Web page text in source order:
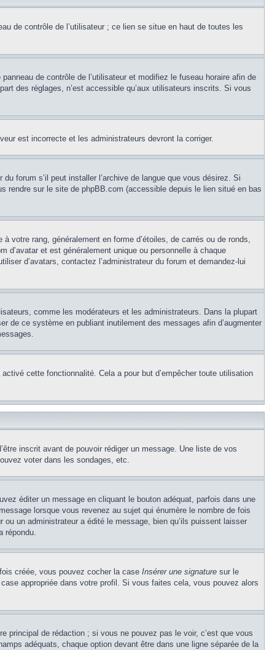
de contrôle de l’utilisateur ; ce lien se situe en haut de toutes les
de contrôle de l’utilisateur et modifiez le fuseau horaire afin de
des réglages, n’est accessible qu’aux utilisateurs inscrits. Si vous
est incorrecte et les administrateurs devront la corriger.
forum s’il peut installer l’archive de langue que vous désirez. Si
rendre sur le site de phpBB.com (accessible depuis le lien situé en bas
votre rang, généralement en forme d’étoiles, de carrés ou de ronds,
d’avatar et est généralement unique ou personnelle à chaque
d’avatars, contactez l’administrateur du forum et demandez-lui
comme les modérateurs et les administrateurs. Dans la plupart
de ce système en publiant inutilement des messages afin d’augmenter
cette fonctionnalité. Cela a pour but d’empêcher toute utilisation
inscrit avant de pouvoir rédiger un message. Une liste de vos
voter dans les sondages, etc.
éditer un message en cliquant le bouton adéquat, parfois dans une
lorsque vous revenez au sujet qui énumère le nombre de fois
ou un administrateur a édité le message, bien qu’ils puissent laisser
répondu.
créée, vous pouvez cocher la case Insérer une signature sur le
appropriée dans votre profil. Si vous faites cela, vous pouvez alors
principal de rédaction ; si vous ne pouvez pas le voir, c’est que vous
adéquats, chaque option devant être dans une ligne séparée de la